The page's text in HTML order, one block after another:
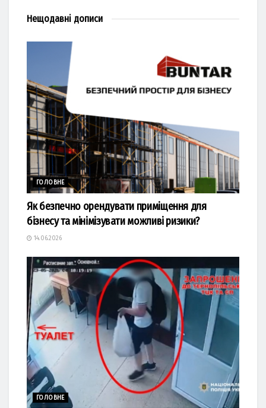
Нещодавні дописи
ГОЛОВНЕ
Як безпечно орендувати приміщення для
бізнесу та мінімізувати можливі ризики?
14.06.2026
ГОЛОВНЕ